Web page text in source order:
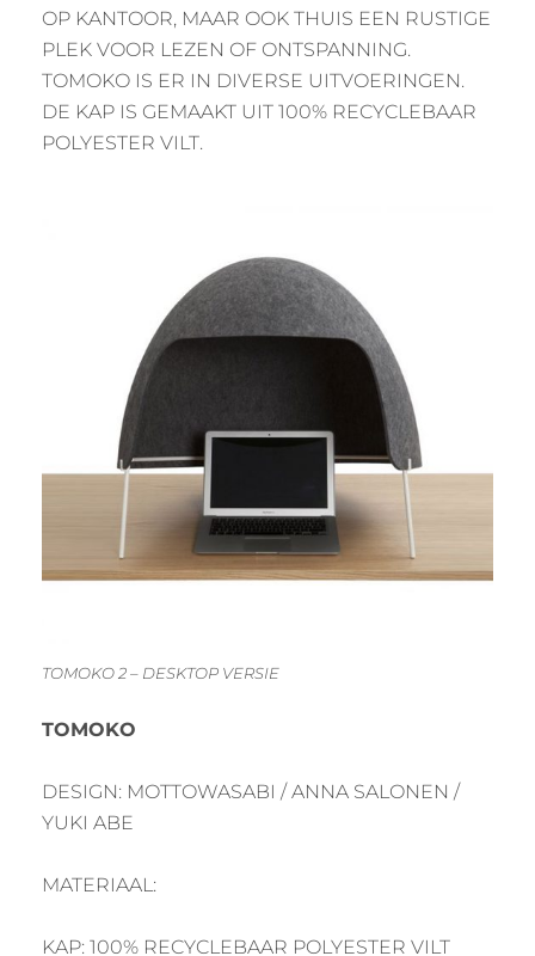
OP KANTOOR, MAAR OOK THUIS EEN RUSTIGE
PLEK VOOR LEZEN OF ONTSPANNING.
TOMOKO IS ER IN DIVERSE UITVOERINGEN.
DE KAP IS GEMAAKT UIT 100% RECYCLEBAAR
POLYESTER VILT.
TOMOKO 2 – DESKTOP VERSIE
TOMOKO
DESIGN: MOTTOWASABI / ANNA SALONEN /
YUKI ABE
MATERIAAL:
KAP: 100% RECYCLEBAAR POLYESTER VILT